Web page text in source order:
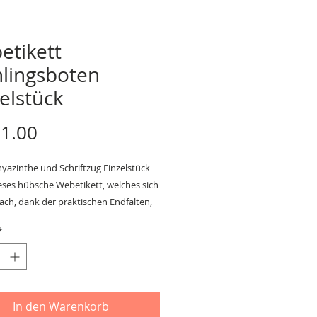
und Schriftzug Einzelstück
hübsche Webetikett, welches sich
dank der praktischen Endfalten,
Drescher
cm
In den Warenkorb